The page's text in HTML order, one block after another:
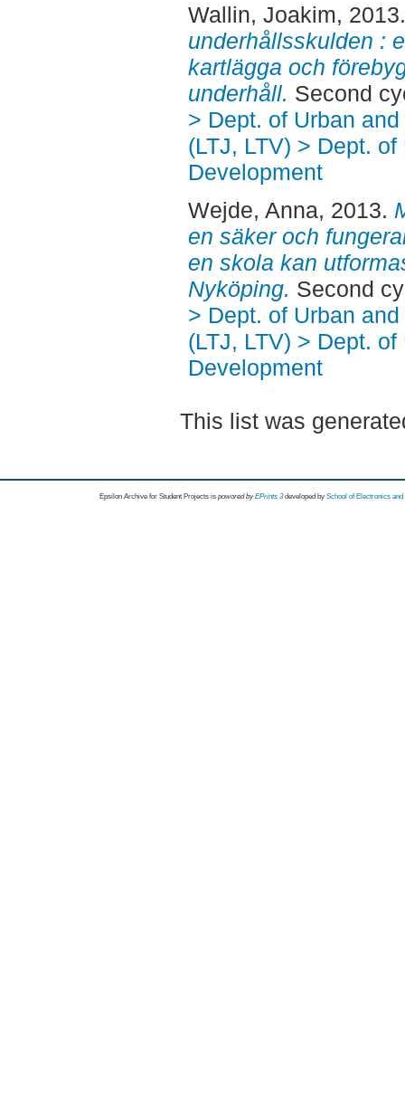
Wallin, Joakim,
underhållsskulden :
kartlägga och
underhåll. Second
> Dept. of Urban
(LTJ, LTV) > Dept.
Development
Wejde, Anna, 2013.
en säker och
en skola kan
Nyköping. Second
> Dept. of Urban
(LTJ, LTV) > Dept.
Development
This list was
Epsilon Archive for Student Projects is powored byEPrints 3 developed by School of Electronics